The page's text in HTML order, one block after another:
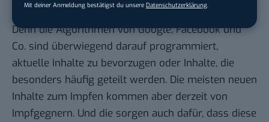
Mit deiner Anmeldung bestätigst du unsere Datenschutzerklärung
(seriöse) Daten oder Inhalte zum Thema.
Denn die Algorithmen von Google, Facebook und
Co. sind überwiegend darauf programmiert,
aktuelle Inhalte zu bevorzugen oder Inhalte, die
besonders häufig geteilt werden. Die meisten neuen
Inhalte zum Impfen kommen aber derzeit von
Impfgegnern. Und die sorgen auch dafür, dass diese